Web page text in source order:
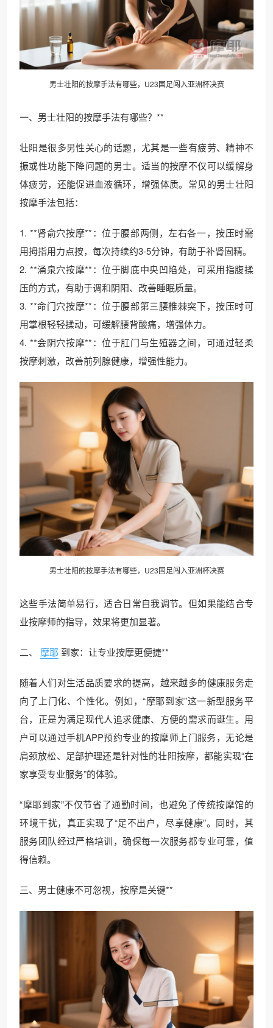
男士壮阳的按摩手法有哪些，U23国足闯入亚洲杯决赛
一、男士壮阳的按摩手法有哪些？**
壮阳是很多男性关心的话题，尤其是一些有疲劳、精神不
振或性功能下降问题的男士。适当的按摩不仅可以缓解身
体疲劳，还能促进血液循环，增强体质。常见的男士壮阳
按摩手法包括：
1. **肾俞穴按摩**：位于腰部两侧，左右各一，按压时需
用拇指用力点按，每次持续约3-5分钟，有助于补肾固精。
2. **涌泉穴按摩**：位于脚底中央凹陷处，可采用指腹揉
压的方式，有助于调和阴阳、改善睡眠质量。
3. **命门穴按摩**：位于腰部第三腰椎棘突下，按压时可
用掌根轻轻揉动，可缓解腰背酸痛，增强体力。
4. **会阴穴按摩**：位于肛门与生殖器之间，可通过轻柔
按摩刺激，改善前列腺健康，增强性能力。
男士壮阳的按摩手法有哪些，U23国足闯入亚洲杯决赛
这些手法简单易行，适合日常自我调节。但如果能结合专
业按摩师的指导，效果将更加显著。
二、 摩耶 到家：让专业按摩更便捷**
随着人们对生活品质要求的提高，越来越多的健康服务走
向了上门化、个性化。例如，“摩耶到家”这一新型服务平
台，正是为满足现代人追求健康、方便的需求而诞生。用
户可以通过手机APP预约专业的按摩师上门服务，无论是
肩颈放松、足部护理还是针对性的壮阳按摩，都能实现“在
家享受专业服务”的体验。
“摩耶到家”不仅节省了通勤时间，也避免了传统按摩馆的
环境干扰，真正实现了“足不出户，尽享健康”。同时，其
服务团队经过严格培训，确保每一次服务都专业可靠，值
得信赖。
三、男士健康不可忽视，按摩是关键**